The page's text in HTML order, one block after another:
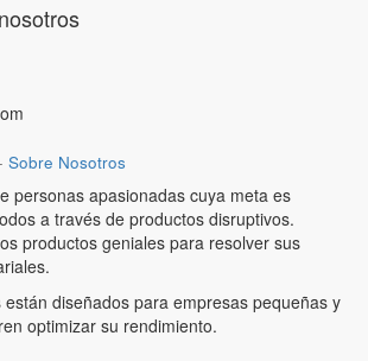
Sobre Nosotros
personas apasionadas cuya meta es
a través de productos disruptivos.
productos geniales para resolver sus
diseñados para empresas pequeñas y
optimizar su rendimiento.